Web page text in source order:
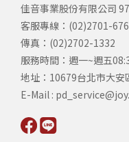
佳音事業股份有限公司
客服專線：(02)2701-
傳真：(02)2702-1332
服務時間：週一~週五
地址：10679台北市大
​E-Mail :